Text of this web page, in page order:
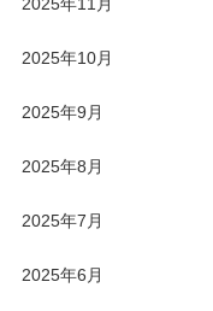
2025年11月
2025年10月
2025年9月
2025年8月
2025年7月
2025年6月